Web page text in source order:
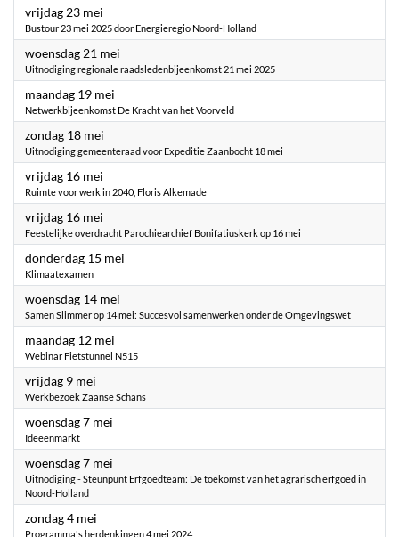
vrijdag 23 mei
Bustour 23 mei 2025 door Energieregio Noord-Holland
woensdag 21 mei
Uitnodiging regionale raadsledenbijeenkomst 21 mei 2025
maandag 19 mei
Netwerkbijeenkomst De Kracht van het Voorveld
zondag 18 mei
Uitnodiging gemeenteraad voor Expeditie Zaanbocht 18 mei
vrijdag 16 mei
Ruimte voor werk in 2040, Floris Alkemade
vrijdag 16 mei
Feestelijke overdracht Parochiearchief Bonifatiuskerk op 16 mei
donderdag 15 mei
Klimaatexamen
woensdag 14 mei
Samen Slimmer op 14 mei: Succesvol samenwerken onder de Omgevingswet
maandag 12 mei
Webinar Fietstunnel N515
vrijdag 9 mei
Werkbezoek Zaanse Schans
woensdag 7 mei
Ideeënmarkt
woensdag 7 mei
Uitnodiging - Steunpunt Erfgoedteam: De toekomst van het agrarisch erfgoed in
Noord-Holland
zondag 4 mei
Programma's herdenkingen 4 mei 2024